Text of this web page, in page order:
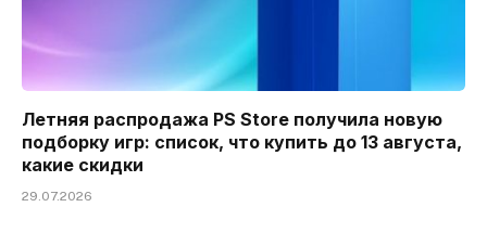
Летняя распродажа PS Store получила новую
подборку игр: список, что купить до 13 августа,
какие скидки
29.07.2026